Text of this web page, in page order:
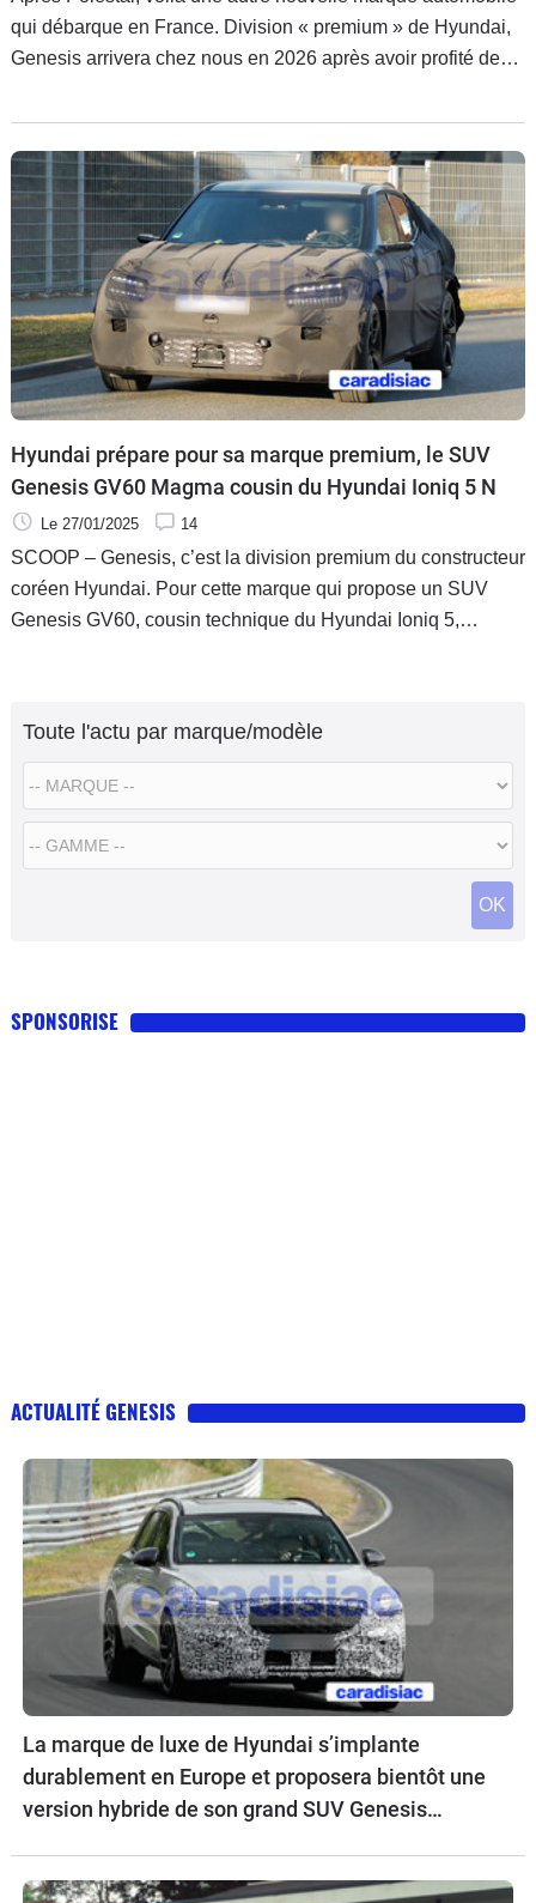
qui débarque en France. Division « premium » de Hyundai,
Genesis arrivera chez nous en 2026 après avoir profité des
Hyundai prépare pour sa marque premium, le SUV
Genesis GV60 Magma cousin du Hyundai Ioniq 5 N
Le 27/01/2025 14
SCOOP – Genesis, c’est la division premium du constructeur
coréen Hyundai. Pour cette marque qui propose un SUV
Genesis GV60, cousin technique du Hyundai Ioniq 5,
Magma.
Toute l'actu par marque/modèle
OK
SPONSORISE
ACTUALITÉ GENESIS
La marque de luxe de Hyundai s’implante
durablement en Europe et proposera bientôt une
version hybride de son grand SUV Genesis